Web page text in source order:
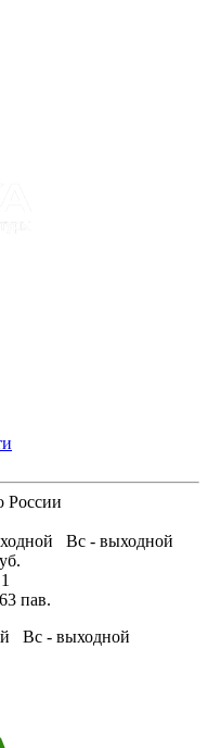
России
Вс - выходной
пав.
Вс - выходной